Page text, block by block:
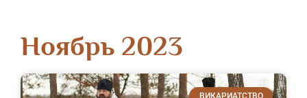
Ноябрь 2023
ВИКАРИАТСТВО